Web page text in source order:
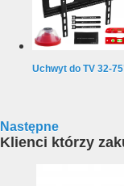
Uchwyt do TV 32-
Następne
Klienci którzy